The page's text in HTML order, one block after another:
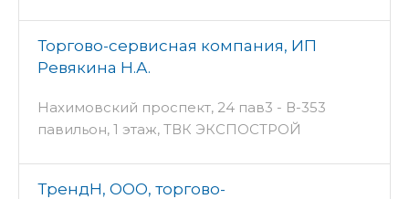
Торгово-сервисная компания, ИП
Ревякина Н.А.
Нахимовский проспект, 24 пав3 - В-353
павильон, 1 этаж, ТВК ЭКСПОСТРОЙ
ТрендН, ООО, торгово-